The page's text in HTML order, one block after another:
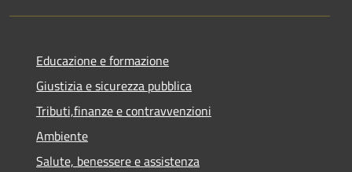
Educazione e formazione
Giustizia e sicurezza pubblica
Tributi,finanze e contravvenzioni
Ambiente
Salute, benessere e assistenza